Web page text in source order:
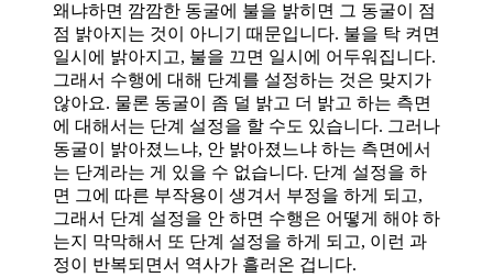
왜냐하면 깜깜한 동굴에 불을 밝히면 그 동굴이 점
점 밝아지는 것이 아니기 때문입니다. 불을 탁 켜면
일시에 밝아지고, 불을 끄면 일시에 어두워집니다.
그래서 수행에 대해 단계를 설정하는 것은 맞지가
않아요. 물론 동굴이 좀 덜 밝고 더 밝고 하는 측면
에 대해서는 단계 설정을 할 수도 있습니다. 그러나
동굴이 밝아졌느냐, 안 밝아졌느냐 하는 측면에서
는 단계라는 게 있을 수 없습니다. 단계 설정을 하
면 그에 따른 부작용이 생겨서 부정을 하게 되고,
그래서 단계 설정을 안 하면 수행은 어떻게 해야 하
는지 막막해서 또 단계 설정을 하게 되고, 이런 과
정이 반복되면서 역사가 흘러온 겁니다.